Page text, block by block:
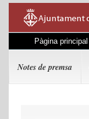
Pàgina principal
Notes de premsa